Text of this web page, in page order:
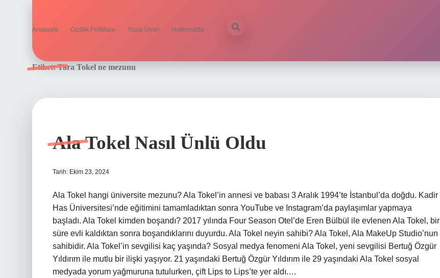
Anasayfa Gizlilik Politikası Yasal Uyarı Hakkımızda
Etiket:Tara Tokel ne mezunu
Ala Tokel Nasıl Ünlü Oldu
Tarih: Ekim 23, 2024
Ala Tokel hangi üniversite mezunu? Ala Tokel’in annesi ve babası 3 Aralık 1994’te İstanbul’da doğdu. Kadir
Has Üniversitesi’nde eğitimini tamamladıktan sonra YouTube ve Instagram’da paylaşımlar yapmaya
başladı. Ala Tokel kimden boşandı? 2017 yılında Four Season Otel’de Eren Bülbül ile evlenen Ala Tokel, bir
süre evli kaldıktan sonra boşandıklarını duyurdu. Ala Tokel neyin sahibi? Ala Tokel, Ala MakeUp Studio’nun
sahibidir. Ala Tokel’in sevgilisi kaç yaşında? Sosyal medya fenomeni Ala Tokel, yeni sevgilisi Bertuğ Özgür
Yıldırım ile mutlu bir ilişki yaşıyor. 21 yaşındaki Bertuğ Özgür Yıldırım ile 29 yaşındaki Ala Tokel sosyal
medyada yorum yağmuruna tutulurken, çift Lips to Lips’te yer aldı.…